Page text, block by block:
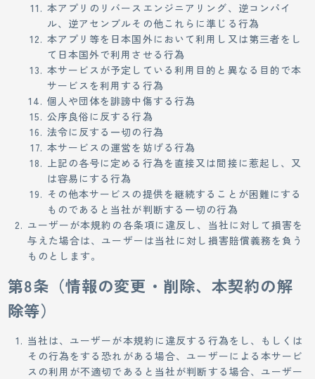
本アプリのリバースエンジニアリング、逆コンパイ
ル、逆アセンブルその他これらに準じる行為
本アプリ等を日本国外において利用し又は第三者をし
て日本国外で利用させる行為
本サービスが予定している利用目的と異なる目的で本
サービスを利用する行為
個人や団体を誹謗中傷する行為
公序良俗に反する行為
法令に反する一切の行為
本サービスの運営を妨げる行為
上記の各号に定める行為を直接又は間接に惹起し、又
は容易にする行為
その他本サービスの提供を継続することが困難にする
ものであると当社が判断する一切の行為
ユーザーが本規約の各条項に違反し、当社に対して損害を
与えた場合は、ユーザーは当社に対し損害賠償義務を負う
ものとします。
第8条（情報の変更・削除、本契約の解
除等）
当社は、ユーザーが本規約に違反する行為をし、もしくは
その行為をする恐れがある場合、ユーザーによる本サービ
スの利用が不適切であると当社が判断する場合、ユーザー